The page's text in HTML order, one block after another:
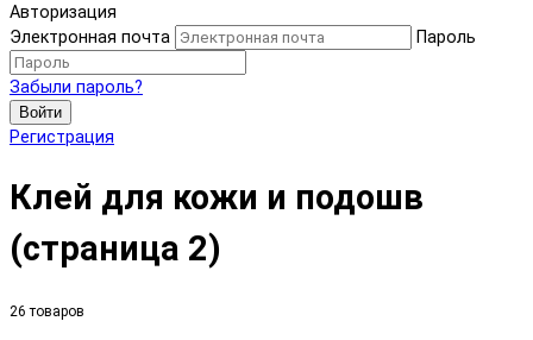
Авторизация
Электронная почта
Пароль
Забыли пароль?
Войти
Регистрация
Клей для кожи и подошв
(страница 2)
26 товаров